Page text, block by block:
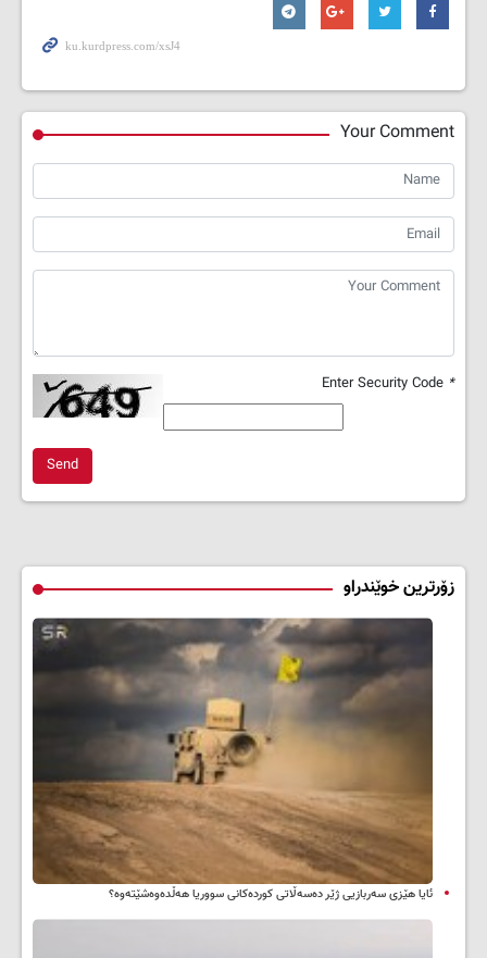
Your Comment
*
Send
زۆرترین خوێندراو
ئایا هێزی سەربازیی ژێر دەسەڵاتی کوردەکانی سووریا هەڵدەوەشێتەوە؟